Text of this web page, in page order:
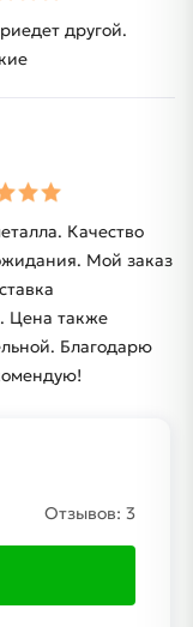
другой.
Качество
Мой заказ
Цена также
Благодарю
Отзывов: 3